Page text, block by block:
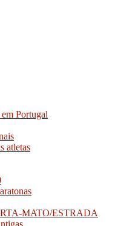
Portugal
atletas
MATO/ESTRADA